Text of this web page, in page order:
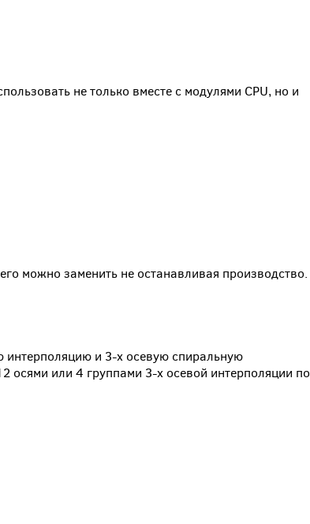
не только вместе с модулями CPU, но и
можно заменить не останавливая производство.
и 3-х осевую спиральную
осями или 4 группами 3-х осевой интерполяции по